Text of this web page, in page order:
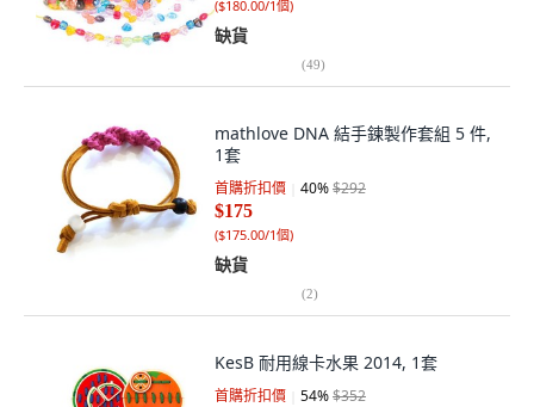
($180.00/1個)
缺貨
(49)
mathlove DNA 結手鍊製作套組 5 件,
1套
首購折扣價 40%$292
$175
($175.00/1個)
缺貨
(2)
KesB 耐用線卡水果 2014, 1套
首購折扣價 54%$352